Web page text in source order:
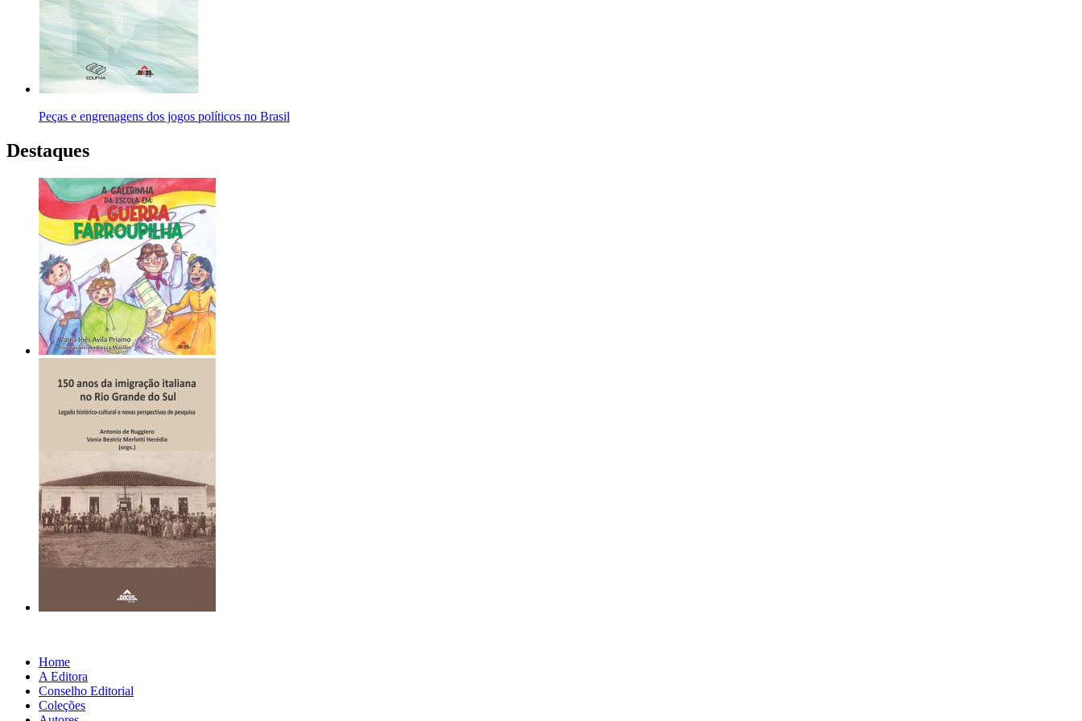
Peças e engrenagens dos jogos políticos no Brasil
Destaques
Home
A Editora
Conselho Editorial
Coleções